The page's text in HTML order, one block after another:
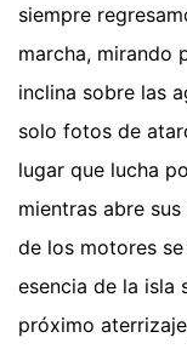
siempre
marcha, mirando
inclina sobre las
solo fotos de
lugar que lucha
mientras abre
de los motores
esencia de la isla
próximo